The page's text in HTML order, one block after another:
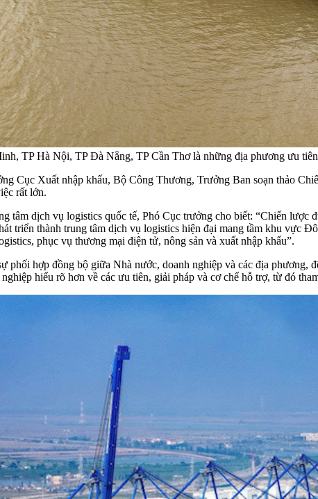
TP Hà Nội, TP Đà Nẵng, TP Cần Thơ là những địa phương ưu
Cục Xuất nhập khẩu, Bộ Công Thương, Trưởng Ban soạn thảo
rất lớn.
tâm dịch vụ logistics quốc tế, Phó Cục trưởng cho biết: “Chiến
triển thành trung tâm dịch vụ logistics hiện đại mang tầm khu vực
phục vụ thương mại điện tử, nông sản và xuất nhập khẩu”.
phối hợp đồng bộ giữa Nhà nước, doanh nghiệp và các địa phương,
hiểu rõ hơn về các ưu tiên, giải pháp và cơ chế hỗ trợ, từ đó